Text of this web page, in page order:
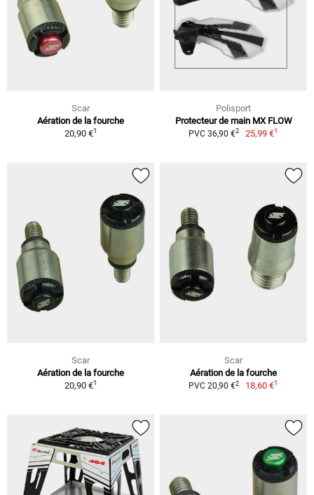
Scar
Aération de la fourche
20,90 €1
Polisport
Protecteur de main MX FLOW
PVC 36,90 €2 25,99 €1
Scar
Aération de la fourche
20,90 €1
Scar
Aération de la fourche
PVC 20,90 €2 18,60 €1